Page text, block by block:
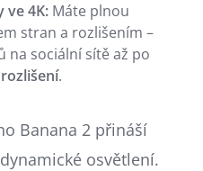
ve 4K: Máte plnou
stran a rozlišením –
na sociální sítě až po
.
Banana 2 přináší
osvětlení.